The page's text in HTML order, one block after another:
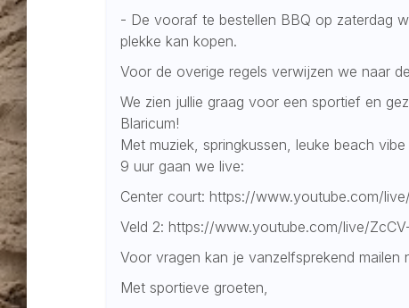
- De vooraf te bestellen BBQ op zaterdag
plekke kan kopen.
Voor de overige regels verwijzen we naar de
We zien jullie graag voor een sportief en
Blaricum!
Met muziek, springkussen, leuke beach
9 uur gaan we live:
Center court: https://www.youtube.com/
Veld 2: https://www.youtube.com/live/
Voor vragen kan je vanzelfsprekend mailen
Met sportieve groeten,